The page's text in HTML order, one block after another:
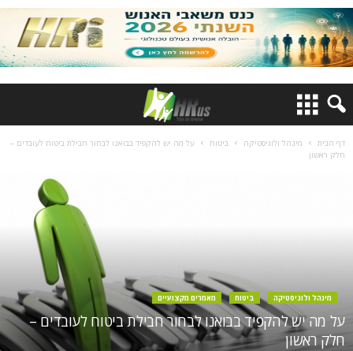
דף הבית מינהל ולוגיסטיקה ביטוח
על מה יש להקפיד בבואנו לבחור חבילת ביטוח לעובדים –
חלק ראשון
מינהל ולוגיסטיקה ביטוח מאמרים מקצועיים
על מה יש להקפיד בבואנו לבחור חבילת ביטוח לעובדים –
חלק ראשון